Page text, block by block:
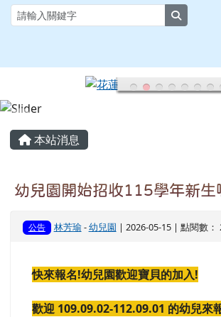
跳至主內容區
花蓮縣大榮國小全球資訊
主內容區域
本站消息
幼兒園開始招收115學年新生
公告 林芳瑜-幼兒園 | 2026-05-15 | 點閱數：
快來報名!幼兒園歡迎寶貝的加入!
歡迎 109.09.02-112.09.01 的幼兒來
頁尾區域